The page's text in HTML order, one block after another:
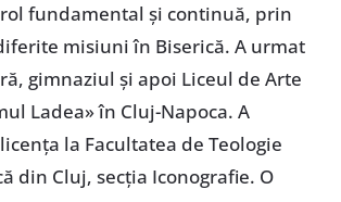
fundamental și continuă, prin
misiuni în Biserică. A urmat
gimnaziul și apoi Liceul de Arte
Ladea» în Cluj-Napoca. A
la Facultatea de Teologie
din Cluj, secția Iconografie. O